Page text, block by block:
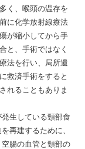
く、喉頭の温存を
に化学放射線療法
が縮小してから手
と、手術ではなく
法を行い、局所遺
救済手術をすると
れることもありま
生している頸部食
再建するために、
腸の血管と頸部の